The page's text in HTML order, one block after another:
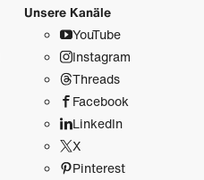
Unsere Kanäle
YouTube
Instagram
Threads
Facebook
LinkedIn
X
Pinterest